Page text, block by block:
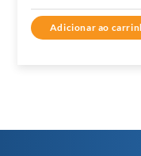
preço
original
Adicionar ao